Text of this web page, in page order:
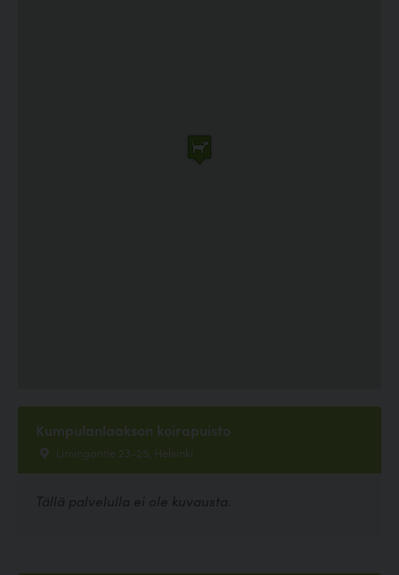
Kumpulanlaakson koirapuisto
Limingantie 23-25, Helsinki
Tällä palvelulla ei ole kuvausta.